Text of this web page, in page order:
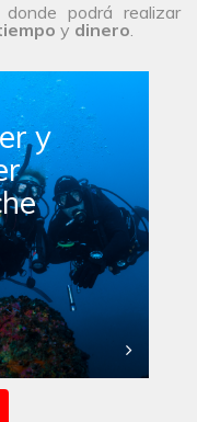
donde podrá realizar
y dinero.
y